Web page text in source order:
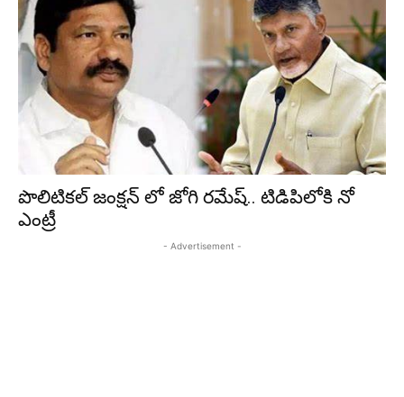
పొలిటికల్ జంక్షన్ లో జోగి రమేష్.. టిడిపిలోకి నో
ఎంట్రీ
- Advertisement -